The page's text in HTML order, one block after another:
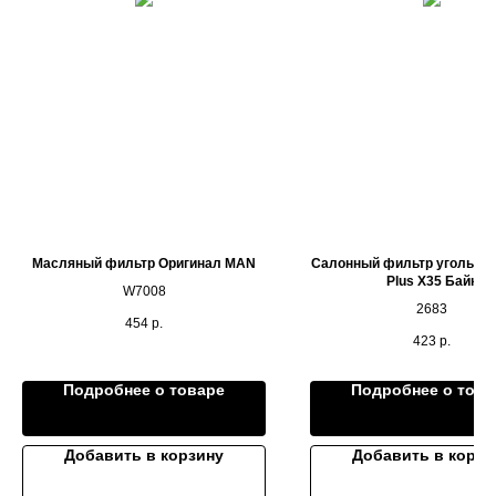
Масляный фильтр Оригинал MAN
W7008
454 р.
Подробнее о товаре
Добавить в корзину
Салонный фильтр
Plus X35 Байк
2683
423 р.
Подробнее о
Добавить в